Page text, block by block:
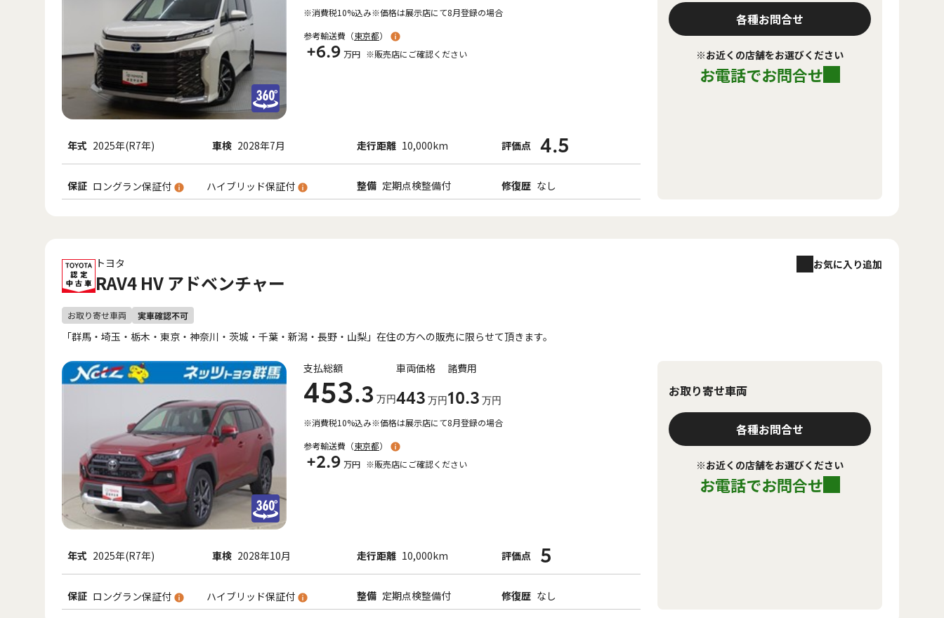
※消費税10%込み※価格は展示店にて8月登録の場合
参考輸送費（東京都）
+6.9 万円 ※販売店にご確認ください
年式 2025年(R7年) 車検 2028年7月 走行距離 10,000km 評価点 4.5
保証 ロングラン保証付 ハイブリッド保証付 整備 定期点検整備付 修復歴 なし
各種お問合せ
※お近くの店舗をお選びください
お電話でお問合せ
トヨタ
RAV4 HV アドベンチャー
お気に入り追加
「群馬・埼玉・栃木・東京・神奈川・茨城・千葉・新潟・長野・山梨」在住の方への販売に限らせて頂きます。
支払総額
453.3 万円
車両価格
443 万円
諸費用
10.3 万円
※消費税10%込み※価格は展示店にて8月登録の場合
参考輸送費（東京都）
+2.9 万円 ※販売店にご確認ください
年式 2025年(R7年) 車検 2028年10月 走行距離 10,000km 評価点 5
保証 ロングラン保証付 ハイブリッド保証付 整備 定期点検整備付 修復歴 なし
お取り寄せ車両
各種お問合せ
※お近くの店舗をお選びください
お電話でお問合せ